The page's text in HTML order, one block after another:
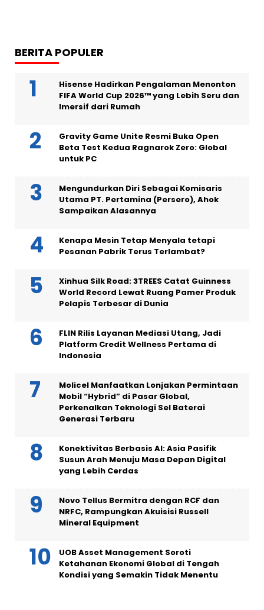
BERITA POPULER
Hisense Hadirkan Pengalaman Menonton
FIFA World Cup 2026™ yang Lebih Seru dan
Imersif dari Rumah
Gravity Game Unite Resmi Buka Open
Beta Test Kedua Ragnarok Zero: Global
untuk PC
Mengundurkan Diri Sebagai Komisaris
Utama PT. Pertamina (Persero), Ahok
Sampaikan Alasannya
Kenapa Mesin Tetap Menyala tetapi
Pesanan Pabrik Terus Terlambat?
Xinhua Silk Road: 3TREES Catat Guinness
World Record Lewat Ruang Pamer Produk
Pelapis Terbesar di Dunia
FLIN Rilis Layanan Mediasi Utang, Jadi
Platform Credit Wellness Pertama di
Indonesia
Molicel Manfaatkan Lonjakan Permintaan
Mobil “Hybrid” di Pasar Global,
Perkenalkan Teknologi Sel Baterai
Generasi Terbaru
Konektivitas Berbasis AI: Asia Pasifik
Susun Arah Menuju Masa Depan Digital
yang Lebih Cerdas
Novo Tellus Bermitra dengan RCF dan
NRFC, Rampungkan Akuisisi Russell
Mineral Equipment
UOB Asset Management Soroti
Ketahanan Ekonomi Global di Tengah
Kondisi yang Semakin Tidak Menentu